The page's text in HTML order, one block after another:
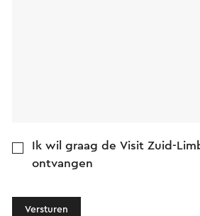
Ik wil graag de Visit Zuid-
ontvangen
Versturen